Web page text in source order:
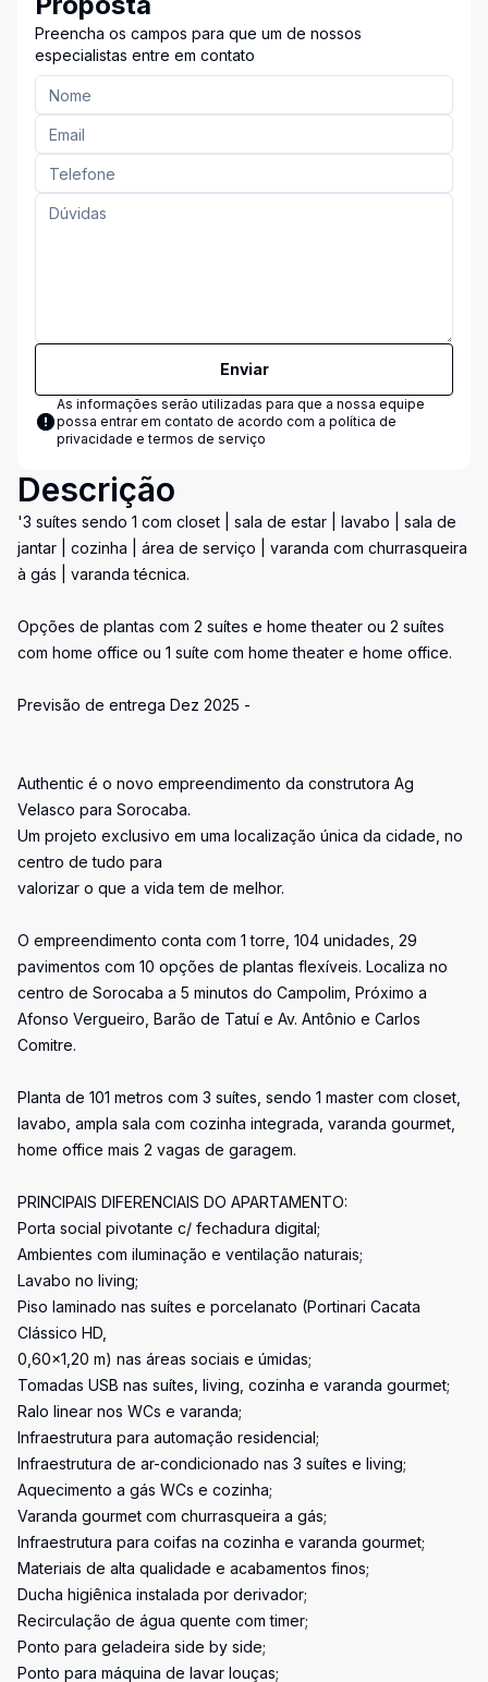
Preencha os campos para que um de nossos
especialistas entre em contato
Enviar
As informações serão utilizadas para que a nossa equipe
possa entrar em contato de acordo com a política de
privacidade e termos de serviço
Descrição
'3 suítes sendo 1 com closet | sala de estar | lavabo | sala de
jantar | cozinha | área de serviço | varanda com churrasqueira
à gás | varanda técnica.
Opções de plantas com 2 suítes e home theater ou 2 suítes
com home office ou 1 suíte com home theater e home office.
Previsão de entrega Dez 2025 -
Authentic é o novo empreendimento da construtora Ag
Velasco para Sorocaba.
Um projeto exclusivo em uma localização única da cidade, no
centro de tudo para
valorizar o que a vida tem de melhor.
O empreendimento conta com 1 torre, 104 unidades, 29
pavimentos com 10 opções de plantas flexíveis. Localiza no
centro de Sorocaba a 5 minutos do Campolim, Próximo a
Afonso Vergueiro, Barão de Tatuí e Av. Antônio e Carlos
Comitre.
Planta de 101 metros com 3 suítes, sendo 1 master com closet,
lavabo, ampla sala com cozinha integrada, varanda gourmet,
home office mais 2 vagas de garagem.
PRINCIPAIS DIFERENCIAIS DO APARTAMENTO:
Porta social pivotante c/ fechadura digital;
Ambientes com iluminação e ventilação naturais;
Lavabo no living;
Piso laminado nas suítes e porcelanato (Portinari Cacata
Clássico HD,
0,60x1,20 m) nas áreas sociais e úmidas;
Tomadas USB nas suítes, living, cozinha e varanda gourmet;
Ralo linear nos WCs e varanda;
Infraestrutura para automação residencial;
Infraestrutura de ar-condicionado nas 3 suítes e living;
Aquecimento a gás WCs e cozinha;
Varanda gourmet com churrasqueira a gás;
Infraestrutura para coifas na cozinha e varanda gourmet;
Materiais de alta qualidade e acabamentos finos;
Ducha higiênica instalada por derivador;
Recirculação de água quente com timer;
Ponto para geladeira side by side;
Ponto para máquina de lavar louças;